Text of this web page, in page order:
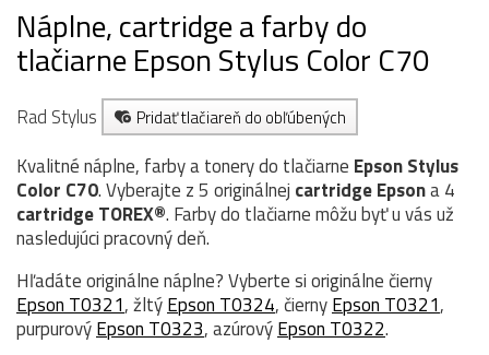
Náplne, cartridge a farby do
tlačiarne Epson Stylus Color C70
Rad Stylus Pridať tlačiareň do obľúbených
Kvalitné náplne, farby a tonery do tlačiarne Epson Stylus
Color C70. Vyberajte z 5 originálnej cartridgeEpsona 4
cartridge TOREX®. Farby do tlačiarne môžu byť u vás už
nasledujúci pracovný deň.
Hľadáte originálne náplne? Vyberte si originálne čierny
Epson T0321, žltýEpson T0324, čiernyEpson T0321,
purpurovýEpson T0323, azúrovýEpson T0322.